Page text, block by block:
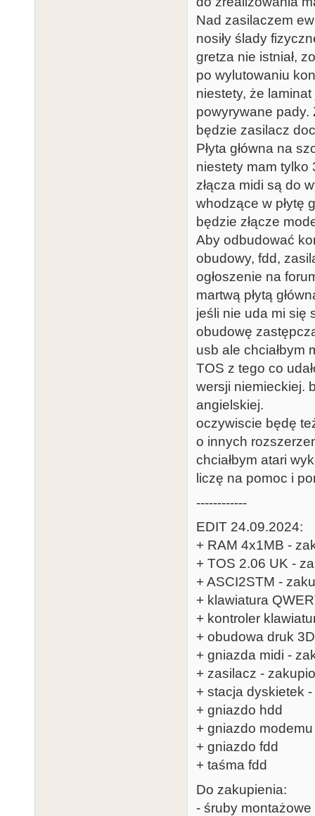
Nad zasilaczem
nosiły ślady
gretza nie istniał,
po wylutowaniu
niestety, że
powyrywane pady.
będzie zasilacz
Płyta główna na
niestety mam tylko
złącza midi są do
whodzące w płytę
będzie złącze
Aby odbudować
obudowy, fdd,
ogłoszenie na
martwą płytą
jeśli nie uda mi się
obudowę
usb ale chciałbym
TOS z tego co
wersji niemieckiej.
angielskiej.
oczywiscie będę
o innych
chciałbym atari
liczę na pomoc i
------------
EDIT 24.09.2024:
+ RAM 4x1MB -
+ TOS 2.06 UK -
+ ASCI2STM -
+ klawiatura
+ kontroler
+ obudowa druk
+ gniazda midi -
+ zasilacz -
+ stacja dyskietek
+ gniazdo hdd
+ gniazdo modemu
+ gniazdo fdd
+ taśma fdd
Do zakupienia:
- śruby montażowe